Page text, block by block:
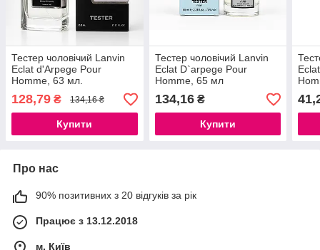
Тестер чоловічий Lanvin
Eclat d'Arpege Pour
Homme, 63 мл.
128,79 ₴ 134,16 ₴
Купити
Тестер чоловічий Lanvin
Eclat D`arpege Pour
Homme, 65 мл
134,16₴
Купити
Про нас
90% позитивних з 20 відгуків за рік
Працює з 13.12.2018
м. Київ